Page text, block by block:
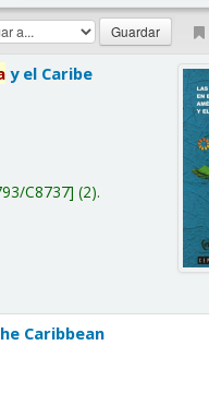
y el Caribe
C8737 (2).
Caribbean